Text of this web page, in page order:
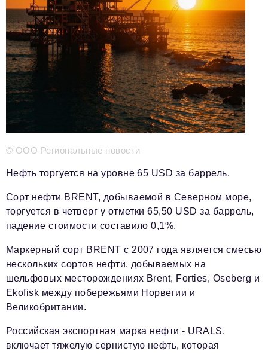
Телефон редакции:+7 495 727-01-67
Электронные почты редакции:
Информационный отдел
info@business-magazine.online
Отдел рекламы
reklama@business-magazine.online
Отдел распространения/редакционная подписка
podpiska@business-magazine.online
partner@business-magazine.online
© ООО Региональные новости
Нефть торгуется на уровне 65 USD за баррель.
Сорт нефти BRENT, добываемой в Северном море,
торгуется в четверг у отметки 65,50 USD за баррель,
падение стоимости составило 0,1%.
Маркерный сорт BRENT с 2007 года является смесью
нескольких сортов нефти, добываемых на
шельфовых месторождениях Brent, Forties, Oseberg и
Ekofisk между побережьями Норвегии и
Великобритании.
Российская экспортная марка нефти - URALS,
включает тяжелую сернистую нефть, которая